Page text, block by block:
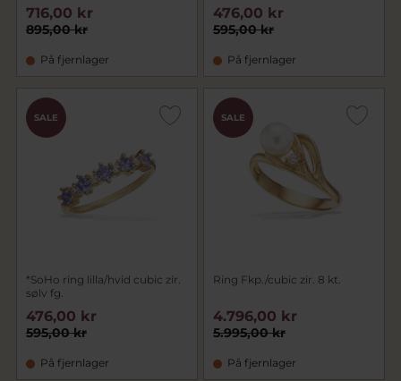
895,00 kr
716,00 kr
På fjernlager
595,00 kr
476,00 kr
På fjernlager
SALE
*SoHo ring lilla/hvid cubic zir.
sølv fg.
595,00 kr
476,00 kr
På fjernlager
SALE
Ring Fkp./cubic zir. 8 kt.
5.995,00 kr
4.796,00 kr
På fjernlager